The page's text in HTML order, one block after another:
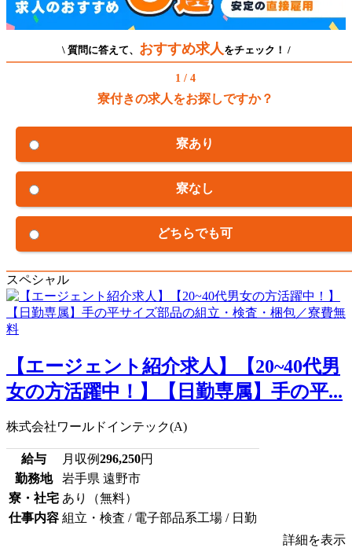
\ 質問に答えて、 おすすめ求人 をチェック！ /
1 / 4
寮付きの求人をお探しですか？
寮あり
寮なし
どちらでも可
スペシャル
【エージェント紹介求人】【20~40代男
女の方活躍中！】【日勤専属】手の平...
株式会社ワールドインテック(A)
給与 月収例296,250円
勤務地
岩手県 遠野市
寮・社宅 あり（無料）
仕事内容 組立・検査 / 電子部品系工場 / 日勤
詳細を表示